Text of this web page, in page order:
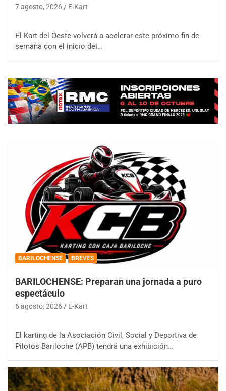
7 agosto, 2026 E-Kart
El Kart del Oeste volverá a acelerar este próximo fin de
semana con el inicio del…
BARILOCHENSE BREVES
BARILOCHENSE: Preparan una jornada a puro
espectáculo
6 agosto, 2026 E-Kart
El karting de la Asociación Civil, Social y Deportiva de
Pilotos Bariloche (APB) tendrá una exhibición…